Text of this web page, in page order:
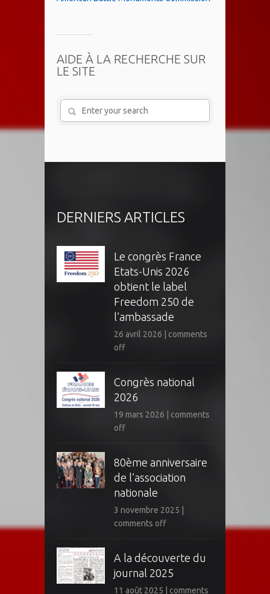
AIDE À LA RECHERCHE SUR
LE SITE
DERNIERS ARTICLES
Le congrès France
Etats-Unis 2026
obtient le label
Freedom 250 de
l’ambassade
26 avril 2026
comments
off
Congrès national
2026
19 mars 2026
comments
off
80ème anniversaire
de l’association
nationale
3 novembre 2025
comments off
A la découverte du
journal 2025
11 août 2025 comments